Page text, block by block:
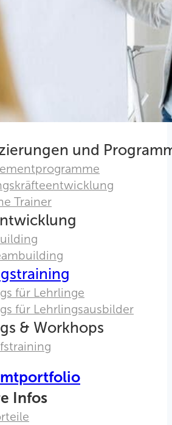
und
Trainer
für Lehrlinge
für Lehrlingsausbilder
& Workhops
Infos